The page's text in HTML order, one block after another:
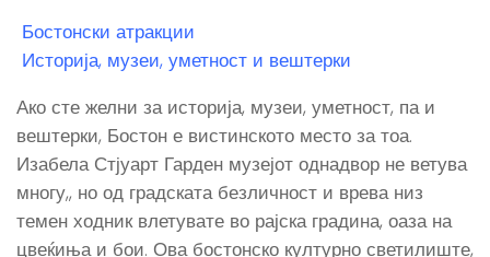
Бостонски атракции
Историја, музеи, уметност и вештерки
Ако сте желни за историја, музеи, уметност, па и
вештерки, Бостон е вистинското место за тоа.
Изабела Стјуарт Гарден музејот однадвор не ветува
многу,, но од градската безличност и врева низ
темен ходник влетувате во рајска градина, оаза на
цвеќиња и бои. Ова бостонско културно светилиште,